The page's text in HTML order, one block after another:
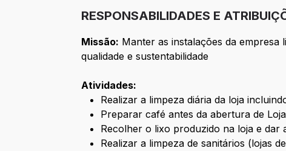
RESPONSABILIDADES E
Missão: Manter as instalações da empresa
qualidade e sustentabilidade
Atividades:
Realizar a limpeza diária da loja
Preparar café antes da abertura de
Recolher o lixo produzido na loja e dar
Realizar a limpeza de sanitários (lojas